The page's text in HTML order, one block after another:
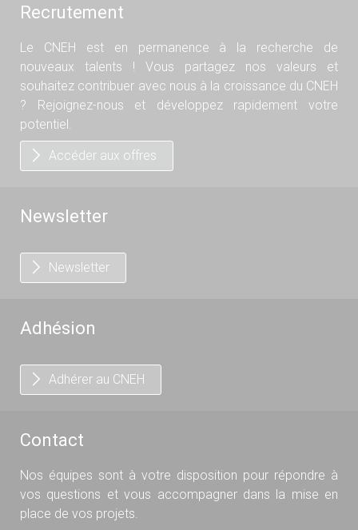
Recrutement
Le CNEH est en permanence à la recherche de
nouveaux talents ! Vous partagez nos valeurs et
souhaitez contribuer avec nous à la croissance du CNEH
? Rejoignez-nous et développez rapidement votre
potentiel.
Accéder aux offres
Newsletter
Newsletter
Adhésion
Adhérer au CNEH
Contact
Nos équipes sont à votre disposition pour répondre à
vos questions et vous accompagner dans la mise en
place de vos projets.